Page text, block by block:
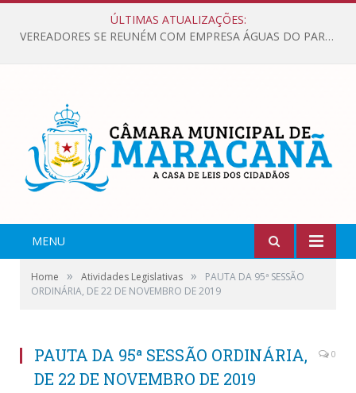
ÚLTIMAS ATUALIZAÇÕES:
VEREADORES SE REUNÉM COM EMPRESA ÁGUAS DO PARÁ, PARA APRESENTAR REIVINDICAÇÕES E MELHORIAS NA QUALIDADE DOS SERVIÇOS OFERECIDOS Á POPULAÇÃO.
MENU
Home » Atividades Legislativas »
PAUTA DA 95ª SESSÃO
ORDINÁRIA, DE 22 DE NOVEMBRO DE 2019
PAUTA DA 95ª SESSÃO ORDINÁRIA,
DE 22 DE NOVEMBRO DE 2019
0